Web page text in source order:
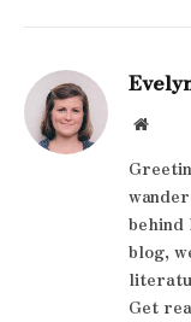
Website
behind
blog,
Get